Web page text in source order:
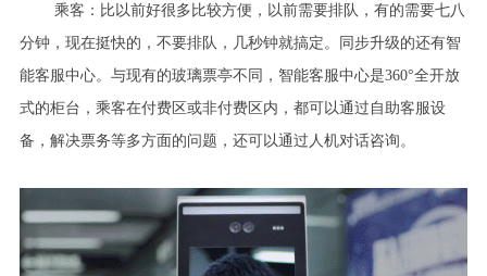
乘客：比以前好很多比较方便，以前需要排队，有的需要七八
分钟，现在挺快的，不要排队，几秒钟就搞定。同步升级的还有智
能客服中心。与现有的玻璃票亭不同，智能客服中心是360°全开放
式的柜台，乘客在付费区或非付费区内，都可以通过自助客服设
备，解决票务等多方面的问题，还可以通过人机对话咨询。